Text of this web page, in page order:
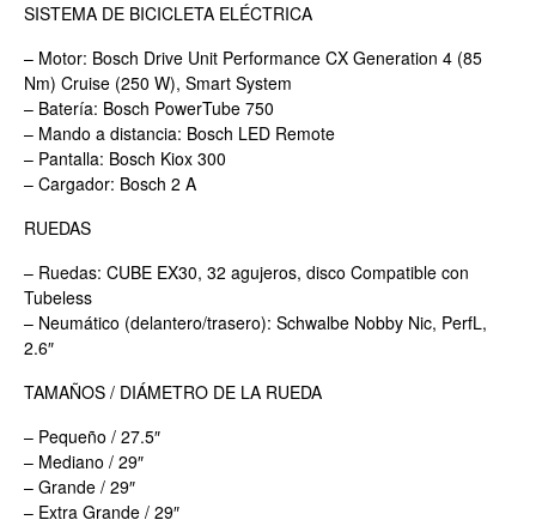
SISTEMA DE BICICLETA ELÉCTRICA
– Motor: Bosch Drive Unit Performance CX Generation 4 (85
Nm) Cruise (250 W), Smart System
– Batería: Bosch PowerTube 750
– Mando a distancia: Bosch LED Remote
– Pantalla: Bosch Kiox 300
– Cargador: Bosch 2 A
RUEDAS
– Ruedas: CUBE EX30, 32 agujeros, disco Compatible con
Tubeless
– Neumático (delantero/trasero): Schwalbe Nobby Nic, PerfL,
2.6″
TAMAÑOS / DIÁMETRO DE LA RUEDA
– Pequeño / 27.5″
– Mediano / 29″
– Grande / 29″
– Extra Grande / 29″